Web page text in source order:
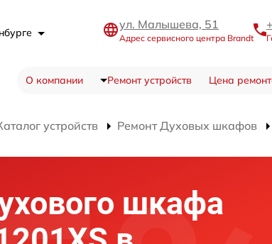
ул. Малышева, 51
Адрес сервисного центра Brandt
О компании Ремонт устройств Цена
устройств Ремонт Духовых шкафов
шкафа